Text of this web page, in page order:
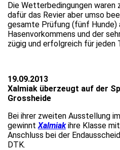
Die Wetterbedingungen waren
dafür das Revier aber umso
gesamte Prüfung (fünf Hunde)
Hasenvorkommens und der
zügig und erfolgreich für jeden
19.09.2013
Xalmiak überzeugt auf der
Grossheide
Bei ihrer zweiten Ausstellung
gewinntXalmiakihre Klasse
Anschluss bei der
DTK.